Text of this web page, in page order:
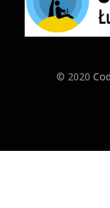
© 2020